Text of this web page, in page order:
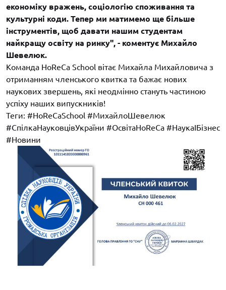
економіку вражень, соціологію споживання та
культурні коди. Тепер ми матимемо ще більше
інструментів, щоб давати нашим студентам
найкращу освіту на ринку", - коментує Михайло
Шевелюк.
Команда HoReCa School вітає Михайла Михайловича з
отриманням членського квитка та бажає нових
наукових звершень, які неодмінно стануть частиною
успіху наших випускників!
Теги: #HoReCaSchool #МихайлоШевелюк
#СпілкаНауковцівУкраїни #ОсвітаHoReCa #НаукаІБізнес
#Новини